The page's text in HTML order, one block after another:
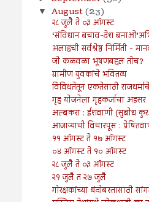
▼ August(23)
२८ जुलै ते ०३ ऑगस्ट
‘संविधान बचाव-देश
अलाहची सर्वश्रेष्ठ निर्मिती -
जो कळवळा भूषणबद्दल तोच?
ग्रामीण युवकांचे भवितव्य
विविधतेतून एकतेसाठी
गृह योजनेला गृहकर्जाचा अडसर
अल्बकरा : ईशवाणी (सुबोध
आजाऱ्याची विचारपूस :
११ ऑगस्ट ते १७ ऑगस्ट
०४ ऑगस्ट ते १० ऑगस्ट
२८ जुलै ते ०३ ऑगस्ट
२१ जुलै त २७ जुलै
गोरक्षकांच्या बंदोबस्तासाठी